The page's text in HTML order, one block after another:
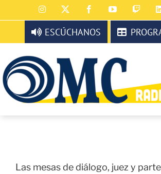
al
contenido
Instagram FacebookYouTube
ESCÚCHANOS
Las mesas de diálogo, juez y